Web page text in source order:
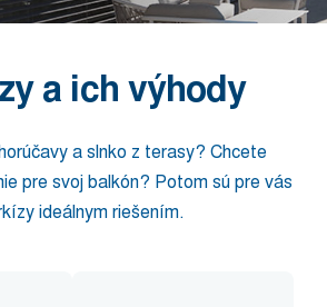
a ich výhody
a slnko z terasy? Chcete
pre svoj balkón? Potom sú pre vás
ideálnym riešením.